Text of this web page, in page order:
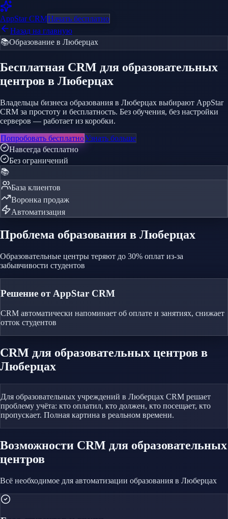
AppStarCRMНачать бесплатно
Назад на главную
📚Образование в Люберцах
Бесплатная CRM для образовательных
центров в Люберцах
Владельцы бизнеса образования в Люберцах выбирают AppStar
CRM за простоту и бесплатность. Без обучения, без настройки
серверов — работает из коробки.
Попробовать бесплатноУзнать больше
Навсегда бесплатно
Без ограничений
📚
База клиентов
Воронка продаж
Автоматизация
Проблема образования в Люберцах
Образовательные центры теряют до 30% оплат из-за
забывчивости студентов
Решение от AppStar CRM
CRM автоматически напоминает об оплате и занятиях, снижает
отток студентов
CRM для образовательных центров в
Люберцах
Для образовательных учреждений в Люберцах CRM решает
проблему учёта: кто оплатил, кто должен, кто посещает, кто
пропускает. Полная картина в реальном времени.
Возможности CRM для образовательных
центров
Всё необходимое для автоматизации образования в Люберцах